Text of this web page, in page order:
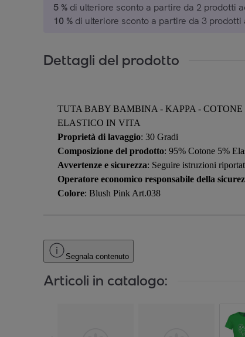
5 % di ulteriore sconto a partire da 2 prodotti
10 % di ulteriore sconto a partire da 3 prodotti
su una selezione di marchi.
Dettagli del prodotto
TUTA BABY BAMBINA - KAPPA -
ELASTICO IN VITA
Proprietà di lavaggio: 30 Gradi
Composizione del prodotto: 95% Cotone 5%
Avvertenze e sicurezza: Seguire istruzioni
Operatore economico responsabile della
Colore: Blush Pink Art.038
Segnala contenuto
Articoli in catalogo: